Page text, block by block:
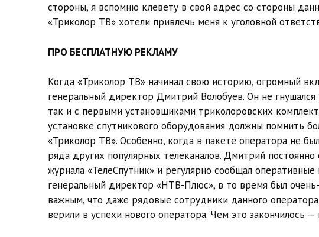
стороны, я вспомню клевету в свой адрес со стороны
«Триколор ТВ» хотели привлечь меня к уголовной
ПРО БЕСПЛАТНУЮ РЕКЛАМУ
Когда «Триколор ТВ» начинал свою историю, огромный
генеральный директор Дмитрий Волобуев. Он не
так и с первыми установщиками триколоровских
установке спутникового оборудования должны помнить
«Триколор ТВ». Особенно, когда в пакете оператора не
ряда других популярных телеканалов. Дмитрий
журнала «ТелеСпутник» и регулярно сообщал оперативные
генеральный директор «НТВ-Плюс», в то время был
важным, что даже рядовые сотрудники данного
верили в успехи нового оператора. Чем это закончилось